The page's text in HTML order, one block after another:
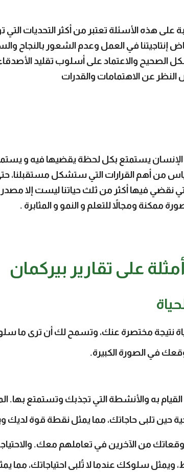
على هذه الأسئلة تعتبر من أكثر التحديات
إنتاجيتنا في العمل وعدم الشعور بالنجاح
الصحيح والاعتماد على أسلوب تقليد الأصدقاء
عن الاهتمامات والقدرات
يستمتع بكل لحظة يقضيها فيه و
من أهم القرارات التي ستشكل مستقبلنا،
نقضي فيها أكثر من ثلث حياتنا ليست إلا
ممكنة ومجالاً للتعلم و النمو و المثابرة .
أمثلة على تقارير بيركمان
نتيجة مختصرة عنك، وتسمح لك أن ترى ما
في الصورة الكبيرة.
به والأنشطة التي تجذبك وتستمتع بها.
حين تلبى حاجاتك، مما يمثل نقطة قوة لديك
من الآخرين في تعاملهم معك.
سلوكك عندما لا تُلبى احتياجاتك، مما